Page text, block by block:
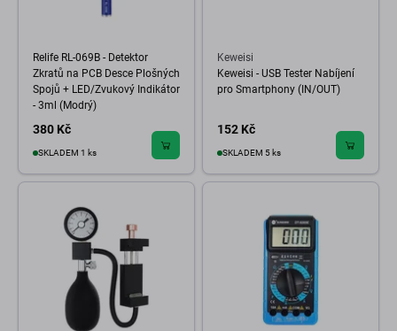
Relife RL-069B - Detektor
Zkratů na PCB Desce Plošných
Spojů + LED/Zvukový Indikátor
- 3ml (Modrý)
380 Kč
SKLADEM 1 ks
Keweisi
Keweisi - USB Tester Nabíjení
pro Smartphony (IN/OUT)
152 Kč
SKLADEM 5 ks